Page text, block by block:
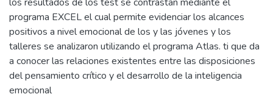
programa EXCEL el cual permite evidenciar los alcances
positivos a nivel emocional de los y las jóvenes y los
talleres se analizaron utilizando el programa Atlas. ti que da
a conocer las relaciones existentes entre las disposiciones
del pensamiento crítico y el desarrollo de la inteligencia
emocional